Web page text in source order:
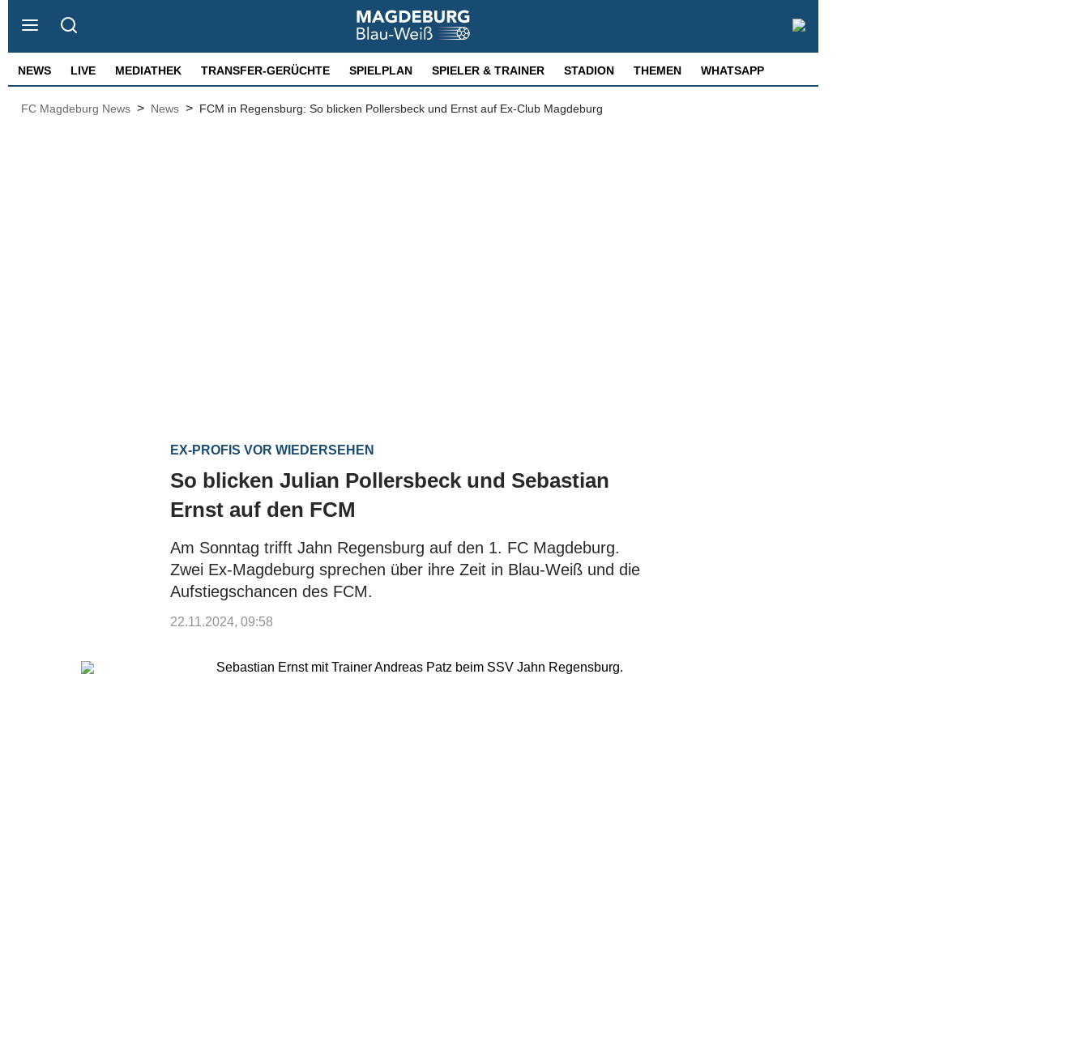
NEWS LIVE MEDIATHEK TRANSFER-GERÜCHTE SPIELPLAN SPIELER & TRAINER STADION THEMEN WHATSAPP
FC Magdeburg News > News > FCM in Regensburg: So blicken Pollersbeck und Ernst auf Ex-Club Magdeburg
EX-PROFIS VOR WIEDERSEHEN
So blicken Julian Pollersbeck und Sebastian
Ernst auf den FCM
Am Sonntag trifft Jahn Regensburg auf den 1. FC Magdeburg.
Zwei Ex-Magdeburg sprechen über ihre Zeit in Blau-Weiß und die
Aufstiegschancen des FCM.
22.11.2024, 09:58